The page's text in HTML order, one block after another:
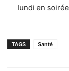
lundi en soirée
TAGS Santé